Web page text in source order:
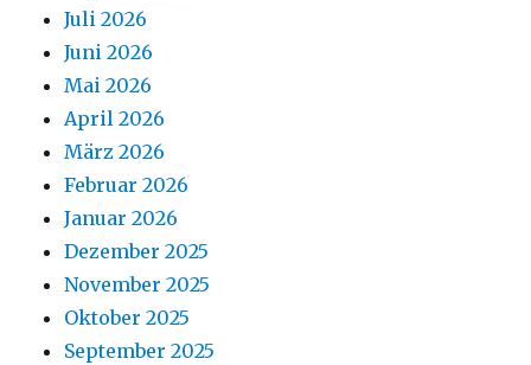
Juli 2026
Juni 2026
Mai 2026
April 2026
März 2026
Februar 2026
Januar 2026
Dezember 2025
November 2025
Oktober 2025
September 2025